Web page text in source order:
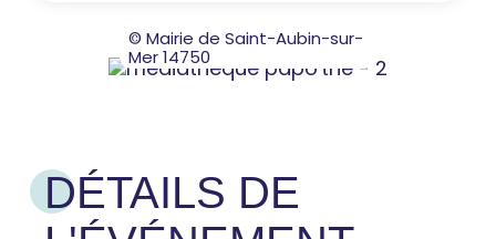
© Mairie de Saint-Aubin-sur-
Mer 14750
DÉTAILS DE